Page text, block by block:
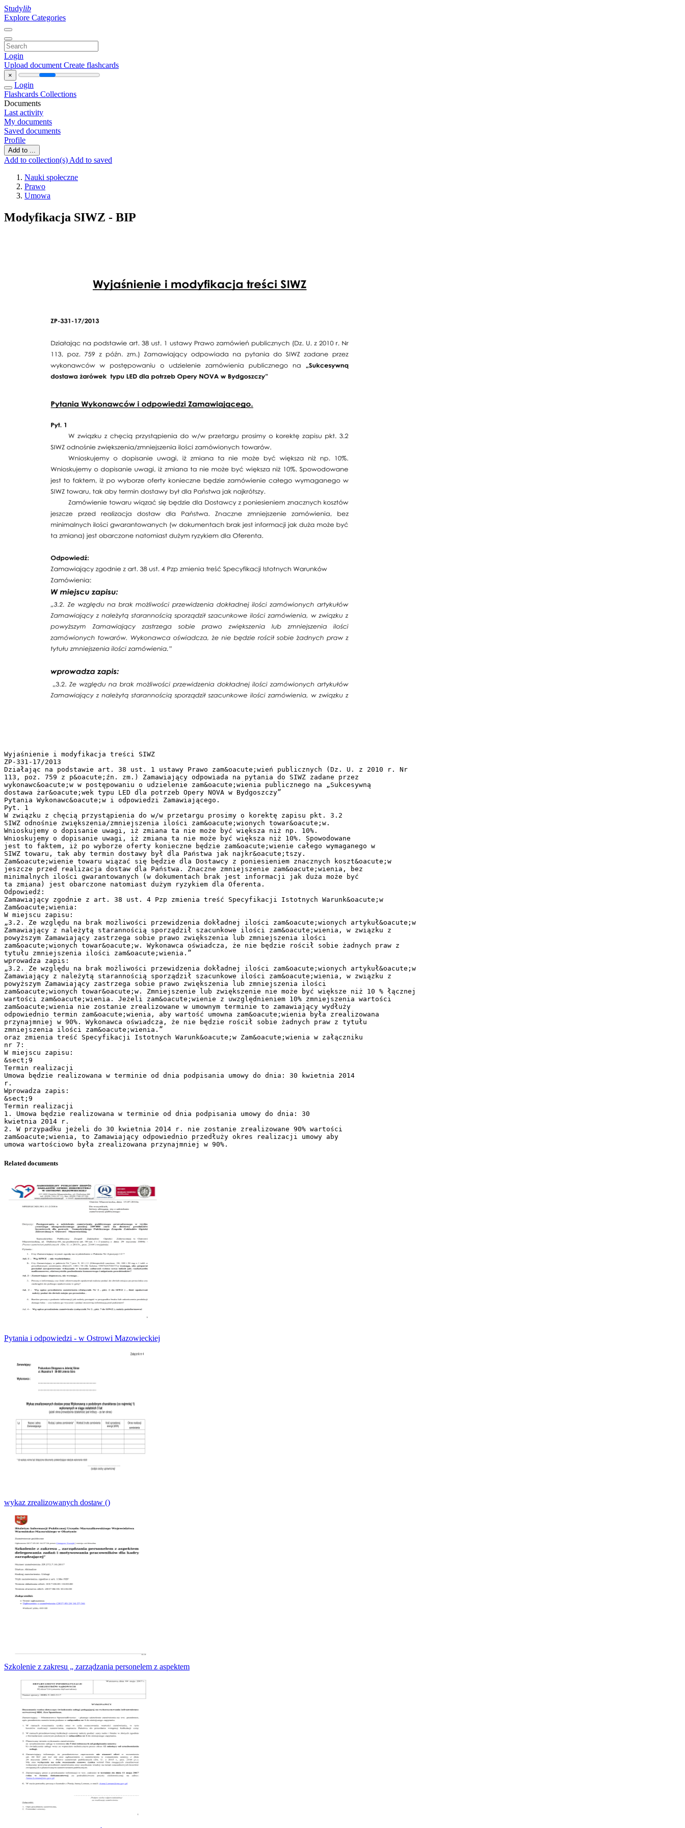
Studylib
Explore Categories
Login
Upload document Create flashcards
×
Login
Flashcards Collections
Documents
Last activity
My documents
Saved documents
Profile
Add to ...
Add to collection(s) Add to saved
Nauki społeczne
Prawo
Umowa
Modyfikacja SIWZ - BIP
Wyjaśnienie i modyfikacja treści SIWZ
ZP-331-17/2013
Działając na podstawie art. 38 ust. 1 ustawy Prawo zam&oacute;wień publicznych (Dz. U. z 2010 r. Nr
113, poz. 759 z p&oacute;źn. zm.) Zamawiający odpowiada na pytania do SIWZ zadane przez
wykonawc&oacute;w w postępowaniu o udzielenie zam&oacute;wienia publicznego na „Sukcesywną
dostawa żar&oacute;wek typu LED dla potrzeb Opery NOVA w Bydgoszczy”
Pytania Wykonawc&oacute;w i odpowiedzi Zamawiającego.
Pyt. 1
W związku z chęcią przystąpienia do w/w przetargu prosimy o korektę zapisu pkt. 3.2
SIWZ odnośnie zwiększenia/zmniejszenia ilości zam&oacute;wionych towar&oacute;w.
Wnioskujemy o dopisanie uwagi, iż zmiana ta nie może być większa niż np. 10%.
Wnioskujemy o dopisanie uwagi, iż zmiana ta nie może być większa niż 10%. Spowodowane
jest to faktem, iż po wyborze oferty konieczne będzie zam&oacute;wienie całego wymaganego w
SIWZ towaru, tak aby termin dostawy był dla Państwa jak najkr&oacute;tszy.
Zam&oacute;wienie towaru wiązać się będzie dla Dostawcy z poniesieniem znacznych koszt&oacute;w
jeszcze przed realizacja dostaw dla Państwa. Znaczne zmniejszenie zam&oacute;wienia, bez
minimalnych ilości gwarantowanych (w dokumentach brak jest informacji jak duża może być
ta zmiana) jest obarczone natomiast dużym ryzykiem dla Oferenta.
Odpowiedź:
Zamawiający zgodnie z art. 38 ust. 4 Pzp zmienia treść Specyfikacji Istotnych Warunk&oacute;w
Zam&oacute;wienia:
W miejscu zapisu:
„3.2. Ze względu na brak możliwości przewidzenia dokładnej ilości zam&oacute;wionych artykuł&oacute;w
Zamawiający z należytą starannością sporządził szacunkowe ilości zam&oacute;wienia, w związku z
powyższym Zamawiający zastrzega sobie prawo zwiększenia lub zmniejszenia ilości
zam&oacute;wionych towar&oacute;w. Wykonawca oświadcza, że nie będzie rościł sobie żadnych praw z
tytułu zmniejszenia ilości zam&oacute;wienia.”
wprowadza zapis:
„3.2. Ze względu na brak możliwości przewidzenia dokładnej ilości zam&oacute;wionych artykuł&oacute;w
Zamawiający z należytą starannością sporządził szacunkowe ilości zam&oacute;wienia, w związku z
powyższym Zamawiający zastrzega sobie prawo zwiększenia lub zmniejszenia ilości
zam&oacute;wionych towar&oacute;w. Zmniejszenie lub zwiększenie nie może być większe niż 10 % łącznej
wartości zam&oacute;wienia. Jeżeli zam&oacute;wienie z uwzględnieniem 10% zmniejszenia wartości
zam&oacute;wienia nie zostanie zrealizowane w umownym terminie to zamawiający wydłuży
odpowiednio termin zam&oacute;wienia, aby wartość umowna zam&oacute;wienia była zrealizowana
przynajmniej w 90%. Wykonawca oświadcza, że nie będzie rościł sobie żadnych praw z tytułu
zmniejszenia ilości zam&oacute;wienia.”
oraz zmienia treść Specyfikacji Istotnych Warunk&oacute;w Zam&oacute;wienia w załączniku
nr 7:
W miejscu zapisu:
&sect;9
Termin realizacji
Umowa będzie realizowana w terminie od dnia podpisania umowy do dnia: 30 kwietnia 2014
r.
Wprowadza zapis:
&sect;9
Termin realizacji
1. Umowa będzie realizowana w terminie od dnia podpisania umowy do dnia: 30
kwietnia 2014 r.
2. W przypadku jeżeli do 30 kwietnia 2014 r. nie zostanie zrealizowane 90% wartości
zam&oacute;wienia, to Zamawiający odpowiednio przedłuży okres realizacji umowy aby
Related documents
Pytania i odpowiedzi - w Ostrowi Mazowieckiej
wykaz zrealizowanych dostaw ()
Szkolenie z zakresu „ zarządzania personelem z aspektem